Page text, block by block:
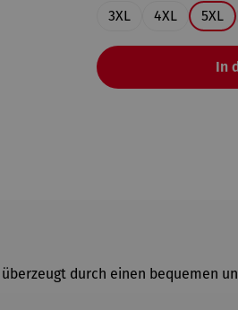
3XL 4XL 5XL
In
durch einen bequemen